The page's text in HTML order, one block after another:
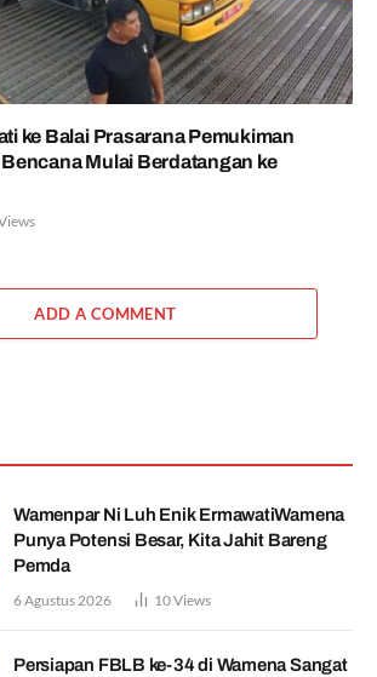
ke Balai Prasarana Pemukiman
Mulai Berdatangan ke
ADD A COMMENT
Wamenpar Ni Luh Enik ErmawatiWamena
Punya Potensi Besar, Kita Jahit Bareng
Pemda
6 Agustus 2026 10Views
Persiapan FBLB ke-34 di Wamena Sangat